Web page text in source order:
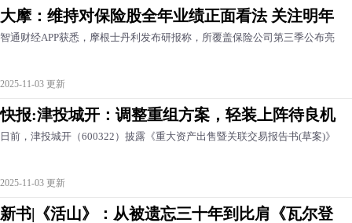
大摩：维持对保险股全年业绩正面看法 关注明年
智通财经APP获悉，摩根士丹利发布研报称，所覆盖保险公司第三季公布亮
2025-11-03 更新
快报:津投城开：调整重组方案，轻装上阵待良机
日前，津投城开（600322）披露《重大资产出售暨关联交易报告书(草案)》
2025-11-03 更新
新书|《活山》：从被遗忘三十年到比肩《瓦尔登